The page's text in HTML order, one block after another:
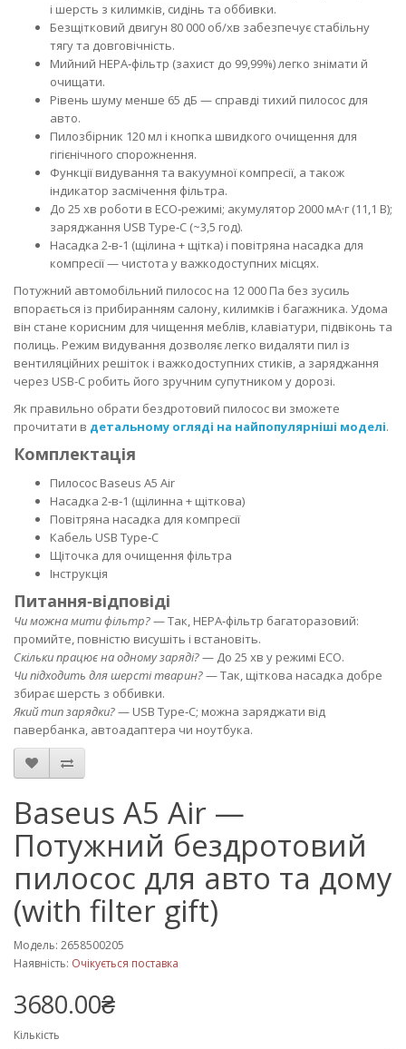
і шерсть з килимків, сидінь та оббивки.
Безщітковий двигун 80 000 об/хв забезпечує стабільну
тягу та довговічність.
Мийний HEPA‑фільтр (захист до 99,99%) легко знімати й
очищати.
Рівень шуму менше 65 дБ — справді тихий пилосос для
авто.
Пилозбірник 120 мл і кнопка швидкого очищення для
гігієнічного спорожнення.
Функції видування та вакуумної компресії, а також
індикатор засмічення фільтра.
До 25 хв роботи в ECO‑режимі; акумулятор 2000 мА·г (11,1 В);
заряджання USB Type‑C (~3,5 год).
Насадка 2‑в‑1 (щілина + щітка) і повітряна насадка для
компресії — чистота у важкодоступних місцях.
Потужний автомобільний пилосос на 12 000 Па без зусиль
впорається із прибиранням салону, килимків і багажника. Удома
він стане корисним для чищення меблів, клавіатури, підвіконь та
полиць. Режим видування дозволяє легко видаляти пил із
вентиляційних решіток і важкодоступних стиків, а заряджання
через USB-C робить його зручним супутником у дорозі.
Як правильно обрати бездротовий пилосос ви зможете
прочитати в детальному огляді на найпопулярніші моделі.
Комплектація
Пилосос Baseus A5 Air
Насадка 2‑в‑1 (щілинна + щіткова)
Повітряна насадка для компресії
Кабель USB Type‑C
Щіточка для очищення фільтра
Інструкція
Питання‑відповіді
Чи можна мити фільтр?— Так, HEPA‑фільтр багаторазовий:
промийте, повністю висушіть і встановіть.
Скільки працює на одному заряді?— До 25 хв у режимі ECO.
Чи підходить для шерсті тварин?— Так, щіткова насадка добре
збирає шерсть з оббивки.
Який тип зарядки?— USB Type‑C; можна заряджати від
павербанка, автоадаптера чи ноутбука.
Baseus A5 Air —
Потужний бездротовий
пилосос для авто та дому
(with filter gift)
Модель: 2658500205
Наявність: Очікується поставка
3680.00₴
Кількість